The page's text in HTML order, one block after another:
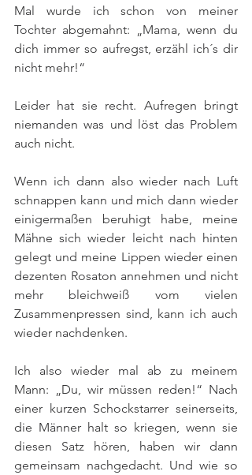
Mal wurde ich schon von meiner
Tochter abgemahnt: „Mama, wenn du
dich immer so aufregst, erzähl ich´s dir
nicht mehr!“
Leider hat sie recht. Aufregen bringt
niemanden was und löst das Problem
auch nicht.
Wenn ich dann also wieder nach Luft
schnappen kann und mich dann wieder
einigermaßen beruhigt habe, meine
Mähne sich wieder leicht nach hinten
gelegt und meine Lippen wieder einen
dezenten Rosaton annehmen und nicht
mehr bleichweiß vom vielen
Zusammenpressen sind, kann ich auch
wieder nachdenken.
Ich also wieder mal ab zu meinem
Mann: „Du, wir müssen reden!“ Nach
einer kurzen Schockstarrer seinerseits,
die Männer halt so kriegen, wenn sie
diesen Satz hören, haben wir dann
gemeinsam nachgedacht. Und wie so